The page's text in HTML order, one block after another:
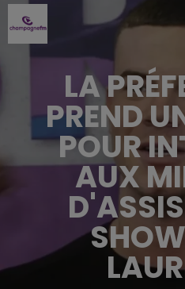
LA
PREND
POUR
AUX